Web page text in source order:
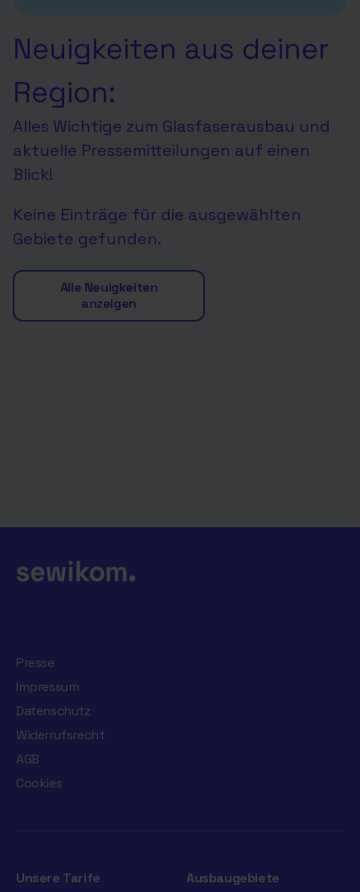
Neuigkeiten aus deiner
Region:
Alles Wichtige zum Glasfaserausbau und
aktuelle Pressemitteilungen auf einen
Blick!
Keine Einträge für die ausgewählten
Gebiete gefunden.
Alle Neuigkeiten
anzeigen
Presse
Impressum
Datenschutz
Widerrufsrecht
AGB
Cookies
Unsere Tarife
Ausbaugebiete